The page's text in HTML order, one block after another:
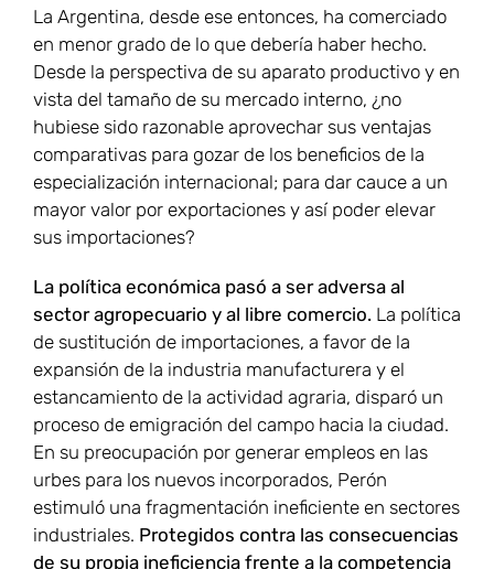
La Argentina, desde ese entonces, ha comerciado
en menor grado de lo que debería haber hecho.
Desde la perspectiva de su aparato productivo y en
vista del tamaño de su mercado interno, ¿no
hubiese sido razonable aprovechar sus ventajas
comparativas para gozar de los beneficios de la
especialización internacional; para dar cauce a un
mayor valor por exportaciones y así poder elevar
sus importaciones?
La política económica pasó a ser adversa al
sector agropecuario y al libre comercio. La política
de sustitución de importaciones, a favor de la
expansión de la industria manufacturera y el
estancamiento de la actividad agraria, disparó un
proceso de emigración del campo hacia la ciudad.
En su preocupación por generar empleos en las
urbes para los nuevos incorporados, Perón
estimuló una fragmentación ineficiente en sectores
industriales. Protegidos contra las consecuencias
de su propia ineficiencia frente a la competencia